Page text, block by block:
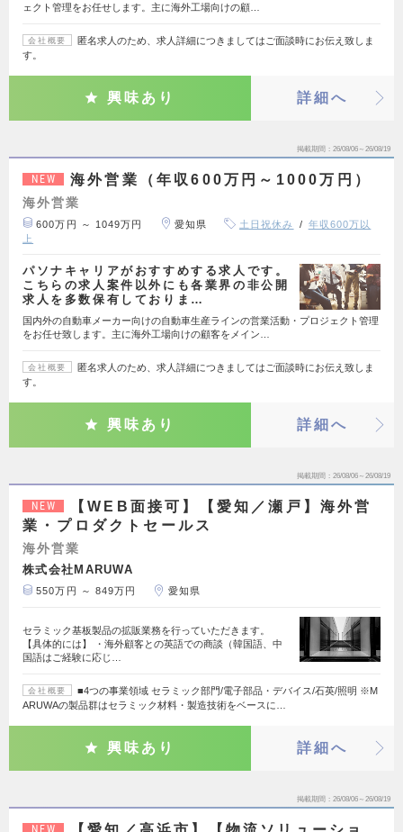
ェクト管理をお任せします。主に海外工場向けの顧…
会社概要
匿名求人のため、求人詳細につきましてはご面談時にお伝え致しま
す。
興味あり 詳細へ
掲載期間 26/08/06～26/08/19
NEW 海外営業（年収600万円～1000万円）
海外営業
600万円 ～ 1049万円 愛知県 土日祝休み
年収600万以
上
パソナキャリアがおすすめする求人です。
こちらの求人案件以外にも各業界の非公開
求人を多数保有しておりま…
国内外の自動車メーカー向けの自動車生産ラインの営業活動・プロジェクト管理
をお任せ致します。主に海外工場向けの顧客をメイン…
会社概要
匿名求人のため、求人詳細につきましてはご面談時にお伝え致しま
す。
興味あり 詳細へ
掲載期間 26/08/06～26/08/19
NEW
【WEB面接可】【愛知／瀬戸】海外営
業・プロダクトセールス
海外営業
株式会社MARUWA
550万円 ～ 849万円 愛知県
セラミック基板製品の拡販業務を行っていただきます。
【具体的には】 ・海外顧客との英語での商談（韓国語、中
国語はご経験に応じ…
会社概要
■4つの事業領域 セラミック部門/電子部品・デバイス/石英/照明 ※M
ARUWAの製品群はセラミック材料・製造技術をベースに…
興味あり 詳細へ
掲載期間 26/08/06～26/08/19
NEW